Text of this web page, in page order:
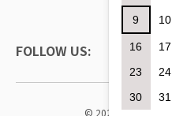
FOLLOW US:
© 2026,bistro peach
9 10
16 17
23
24
30
31